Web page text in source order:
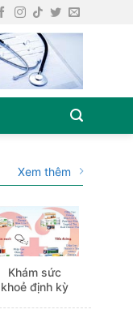
Xem thêm
Khám sức
khoẻ định kỳ